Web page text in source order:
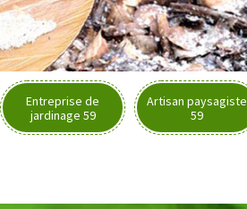
Entreprise de
jardinage 59
Artisan paysagiste
59